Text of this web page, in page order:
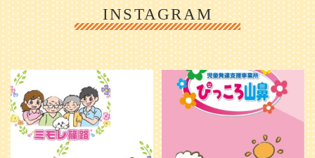
INSTAGRAM
利用者様やご家族の皆さまに、親し
みや温かさが伝わるようなデザイン
を目指し、ミモレのイラストを新し
く作...
20 0
＼ 2026年6月1日 OPEN ／
...
25 0